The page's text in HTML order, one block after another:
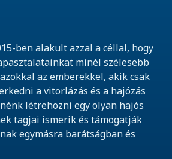
ben alakult azzal a céllal, hogy
minél szélesebb
az emberekkel, akik csak
a vitorlázás és a hajózás
létrehozni egy olyan hajós
tagjai ismerik és támogatják
egymásra barátságban és